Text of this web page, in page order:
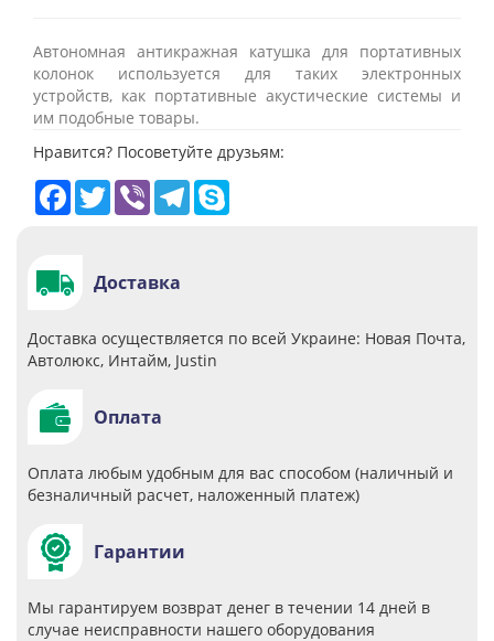
Автономная антикражная катушка для портативных
колонок используется для таких электронных
устройств, как портативные акустические системы и
им подобные товары.
Нравится? Посоветуйте друзьям:
Facebook
TwitterViber Telegram
Доставка
Доставка осуществляется по всей Украине: Новая Почта,
Автолюкс, Интайм, Justin
Оплата
Оплата любым удобным для вас способом (наличный и
безналичный расчет, наложенный платеж)
Гарантии
Мы гарантируем возврат денег в течении 14 дней в
случае неисправности нашего оборудования